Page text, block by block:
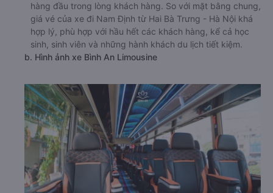
hàng đầu trong lòng khách hàng. So với mặt bằng chung,
giá vé của xe đi Nam Định từ Hai Bà Trưng - Hà Nội khá
hợp lý, phù hợp với hầu hết các khách hàng, kể cả học
sinh, sinh viên và những hành khách du lịch tiết kiệm.
b. Hình ảnh xe Bình An Limousine